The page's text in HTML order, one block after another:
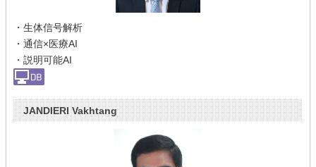
・生体信号解析
・通信×医療AI
・説明可能AI
JANDIERI Vakhtang